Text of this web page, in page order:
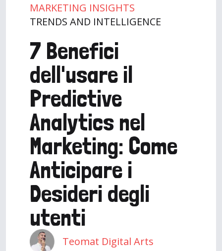
MARKETING INSIGHTS
TRENDS AND INTELLIGENCE
7 Benefici
dell'usare il
Predictive
Analytics nel
Marketing: Come
Anticipare i
Desideri degli
utenti
Teomat Digital Arts